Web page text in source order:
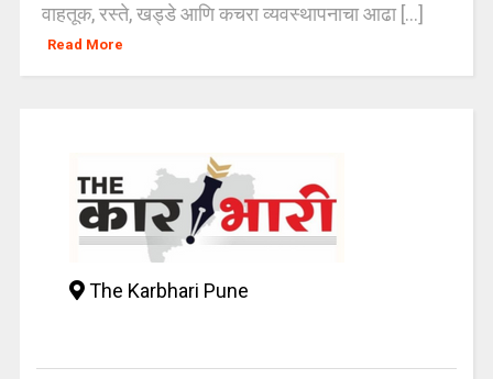
वाहतूक, रस्ते, खड्डे आणि कचरा व्यवस्थापनाचा आढा [...]
Read More
The Karbhari Pune